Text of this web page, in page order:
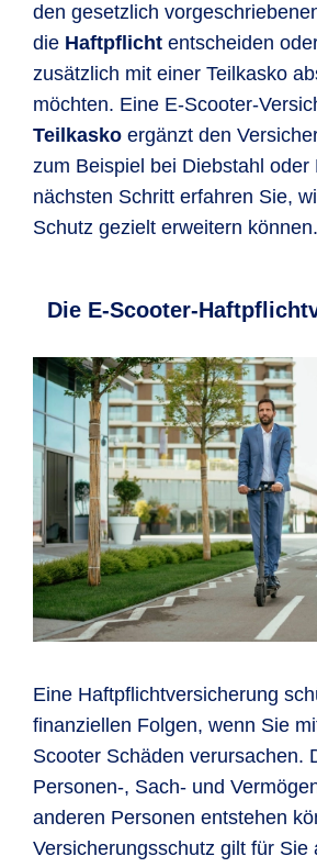
den gesetzlich
die Haftpflicht entscheiden
zusätzlich mit einer Teilkasko
möchten. Eine E-Scooter-
Teilkasko ergänzt den
zum Beispiel bei Diebstahl oder
nächsten Schritt erfahren Sie,
Schutz gezielt erweitern können.
Die E-Scooter-
Eine Haftpflichtversicherung
finanziellen Folgen, wenn Sie
Scooter Schäden verursachen.
Personen-, Sach- und
anderen Personen entstehen
Versicherungsschutz gilt für Sie